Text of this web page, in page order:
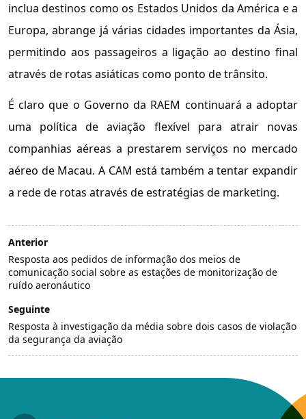
inclua destinos como os Estados Unidos da América e a
Europa, abrange já várias cidades importantes da Ásia,
permitindo aos passageiros a ligação ao destino final
através de rotas asiáticas como ponto de trânsito.
É claro que o Governo da RAEM continuará a adoptar
uma política de aviação flexível para atrair novas
companhias aéreas a prestarem serviços no mercado
aéreo de Macau. A CAM está também a tentar expandir
a rede de rotas através de estratégias de marketing.
Anterior
Resposta aos pedidos de informação dos meios de
comunicação social sobre as estações de monitorização de
ruído aeronáutico
Seguinte
Resposta à investigação da média sobre dois casos de violação
da segurança da aviação